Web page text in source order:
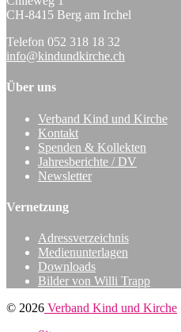
CH-8415 Berg am Irchel
Telefon 052 318 18 32
info@kindundkirche.ch
Über uns
Verband Kind und Kirche
Kontakt
Spenden & Kollekten
Jahresberichte / DV
Newsletter
Vernetzung
Adressverzeichnis
Medienunterlagen
Downloads
Bilder von Willi Trapp
© 2026 Verband Kind und Kirche